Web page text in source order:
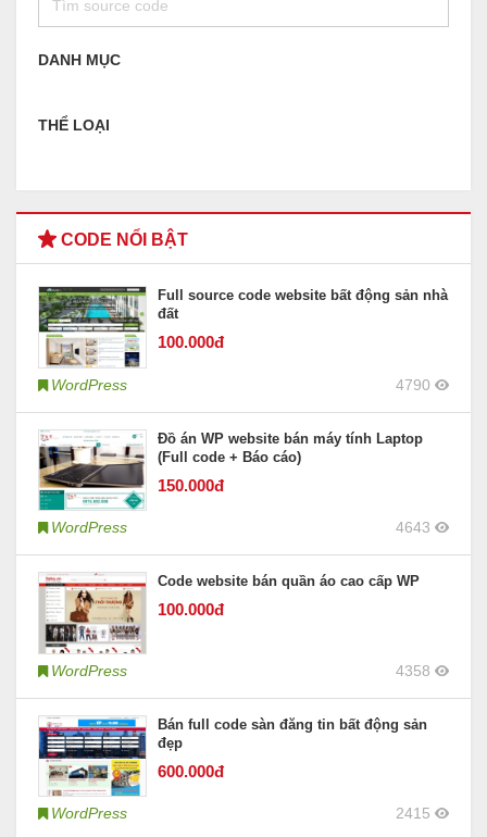
DANH MỤC
THỂ LOẠI
CODE NỔI BẬT
Full source code website bất động sản nhà
đất
100.000đ
WordPress 4790
Đồ án WP website bán máy tính Laptop
(Full code + Báo cáo)
150.000đ
WordPress 4643
Code website bán quần áo cao cấp WP
100.000đ
WordPress 4358
Bán full code sàn đăng tin bất động sản
đẹp
600.000đ
WordPress 2415